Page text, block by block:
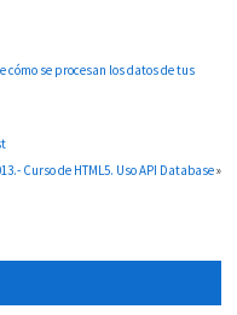
cómo se procesan los datos de tus
Curso de HTML5. Uso API Database»